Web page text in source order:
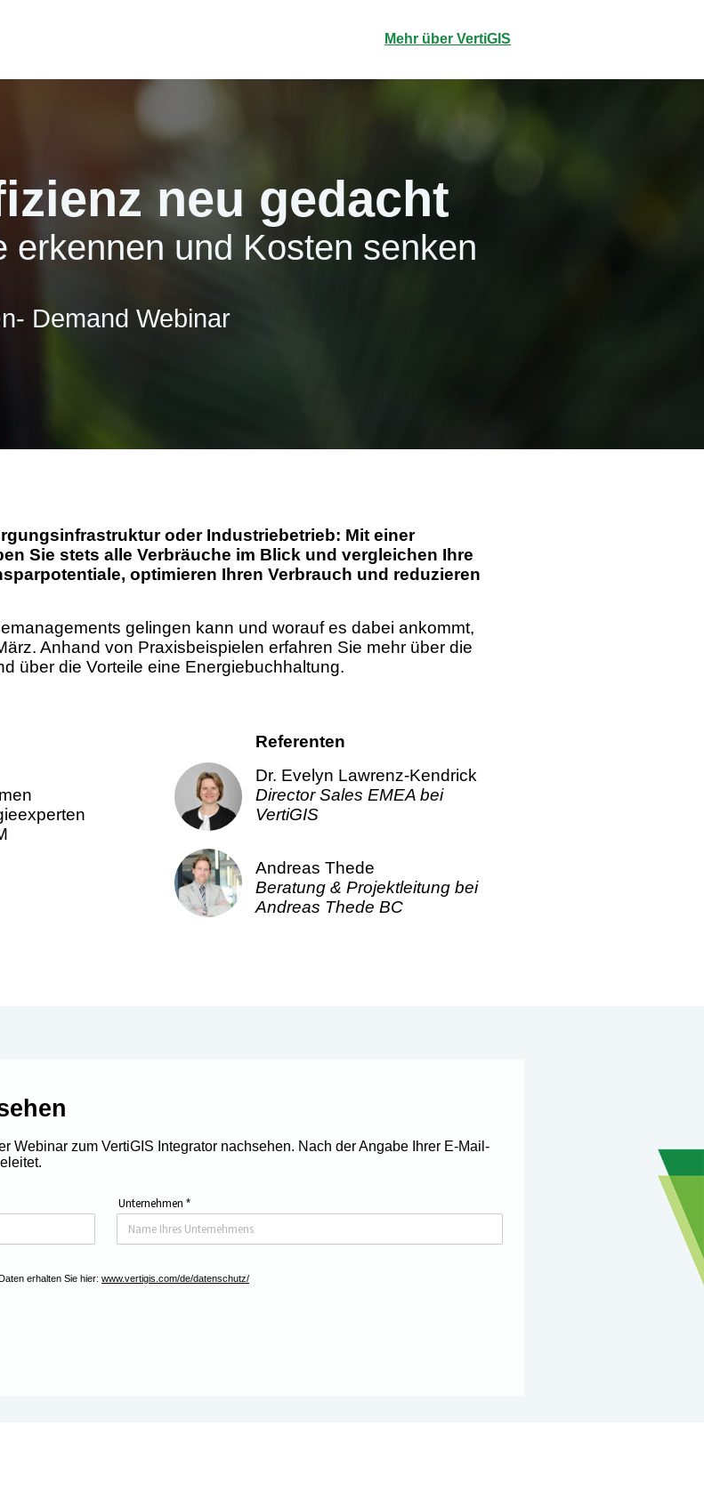
Mehr über VertiGIS
neu gedacht
erkennen und Kosten senken
Demand Webinar
oder Industriebetrieb: Mit einer
Sie stets alle Verbräuche im Blick und vergleichen Ihre
optimieren Ihren Verbrauch und reduzieren
gelingen kann und worauf es dabei ankommt,
Anhand von Praxisbeispielen erfahren Sie mehr über die
über die Vorteile eine Energiebuchhaltung.
Referenten
Dr. Evelyn Lawrenz-Kendrick
Director Sales EMEA bei
VertiGIS
Andreas Thede
Beratung & Projektleitung bei
Andreas Thede BC
Webinar zum VertiGIS Integrator nachsehen. Nach der Angabe Ihrer E-Mail-
Unternehmen *
erhalten Sie hier: www.vertigis.com/de/datenschutz/